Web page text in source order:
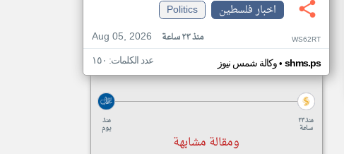
اخبار فلسطين
Politics
Aug 05, 2026
منذ ٢٣ ساعة WS62RT
وكالة شمس نيوز• shms.ps عدد الكلمات: ١٥٠
منذ
يوم
منذ ٢٣
ساعة
ومقالة مشابهة